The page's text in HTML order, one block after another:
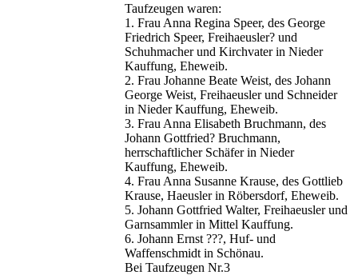
Taufzeugen waren:
1. Frau Anna Regina Speer, des George
Friedrich Speer, Freihaeusler? und
Schuhmacher und Kirchvater in Nieder
Kauffung, Eheweib.
2. Frau Johanne Beate Weist, des Johann
George Weist, Freihaeusler und Schneider
in Nieder Kauffung, Eheweib.
3. Frau Anna Elisabeth Bruchmann, des
Johann Gottfried? Bruchmann,
herrschaftlicher Schäfer in Nieder
Kauffung, Eheweib.
4. Frau Anna Susanne Krause, des Gottlieb
Krause, Haeusler in Röbersdorf, Eheweib.
5. Johann Gottfried Walter, Freihaeusler und
Garnsammler in Mittel Kauffung.
6. Johann Ernst ???, Huf- und
Waffenschmidt in Schönau.
Bei Taufzeugen Nr.3